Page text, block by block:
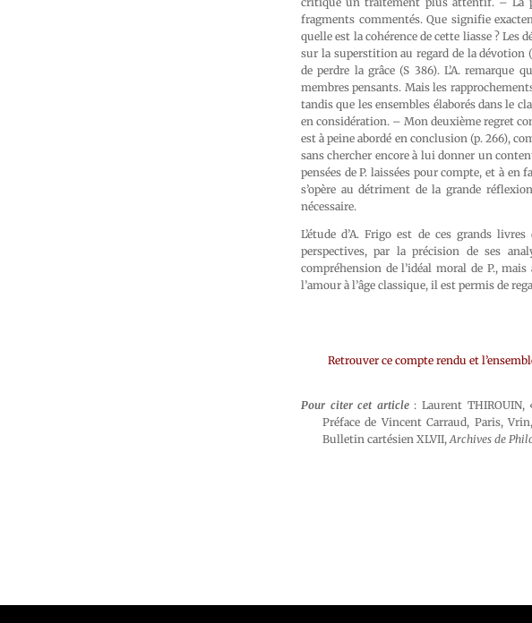
fragments commentés. Que signifie
quelle est la cohérence de cette liasse ?
sur la superstition au regard de la dévotion
de perdre la grâce (S 386). L’A.
membres pensants. Mais les
tandis que les ensembles élaborés dans le
en considération. – Mon deuxième regret
est à peine abordé en conclusion (p. 266),
sans chercher encore à lui donner un
pensées de P. laissées pour compte, et à
s’opère au détriment de la grande
nécessaire.
L’étude d’A. Frigo est de ces grands
perspectives, par la précision de ses
compréhension de l’idéal moral de P.,
l’amour à l’âge classique, il est permis de
Retrouver ce compte rendu et
Pour citer cet article: Laurent THIROUIN,
Préface de Vincent Carraud, Paris,
Bulletin cartésien XLVII,Archives de